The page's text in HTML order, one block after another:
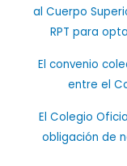
al Cuerpo
RPT para
El convenio
entre el
El Colegio
obligación de